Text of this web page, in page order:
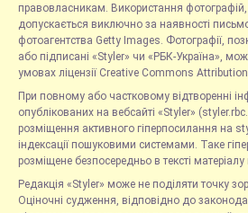
правовласникам. Використання
допускається виключно за наявності
фотоагентства Getty Images. Фотографії,
або підписані «Styler» чи «РБК-Україна»,
умовах ліцензії Creative Commons
При повному або частковому відтворенні
опублікованих на вебсайті «Styler»
розміщення активного гіперпосилання на
індексації пошуковими системами. Таке
розміщене безпосередньо в тексті
Редакція «Styler» може не поділяти точку
Оціночні судження, відповідно до